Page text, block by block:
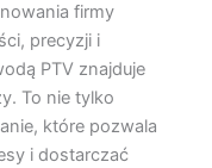
firmy
precyzji i
PTV znajduje
To nie tylko
które pozwala
i dostarczać